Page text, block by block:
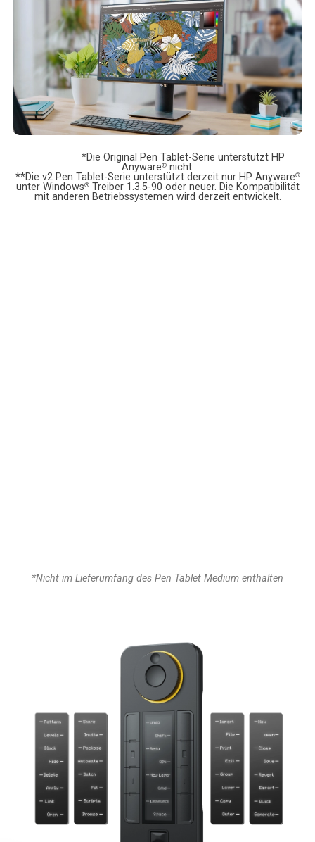
*Die Original Pen Tablet-Serie unterstützt HP
Anyware®nicht.
**Die v2 Pen Tablet-Serie unterstützt derzeit nur HP Anyware®
unter Windows®Treiber 1.3.5-90 oder neuer. Die Kompatibilität
mit anderen Betriebssystemen wird derzeit entwickelt.
*Nicht im Lieferumfang des Pen Tablet Medium enthalten